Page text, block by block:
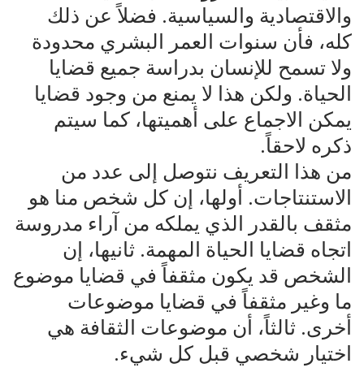
والاقتصادية والسياسية. فضلاً عن ذلك
كله، فأن سنوات العمر البشري محدودة
ولا تسمح للإنسان بدراسة جميع قضايا
الحياة. ولكن هذا لا يمنع من وجود قضايا
يمكن الاجماع على أهميتها، كما سيتم
ذكره لاحقاً.
من هذا التعريف نتوصل إلى عدد من
الاستنتاجات. أولها، إن كل شخص منا هو
مثقف بالقدر الذي يملكه من آراء مدروسة
اتجاه قضايا الحياة المهمة. ثانيها، إن
الشخص قد يكون مثقفاً في قضايا موضوع
ما وغير مثقفاً في قضايا موضوعات
أخرى. ثالثاً، أن موضوعات الثقافة هي
اختيار شخصي قبل كل شيء.